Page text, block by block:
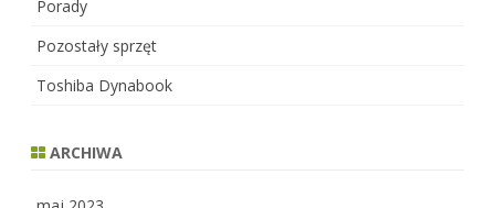
Porady
Pozostały sprzęt
Toshiba Dynabook
ARCHIWA